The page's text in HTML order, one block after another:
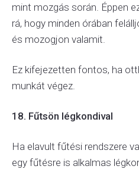
mint mozgás során. Éppen
rá, hogy minden órában
és mozogjon valamit.
Ez kifejezetten fontos, ha
munkát végez.
18. Fűtsön légkondival
Ha elavult fűtési rendszere
egy fűtésre is alkalmas